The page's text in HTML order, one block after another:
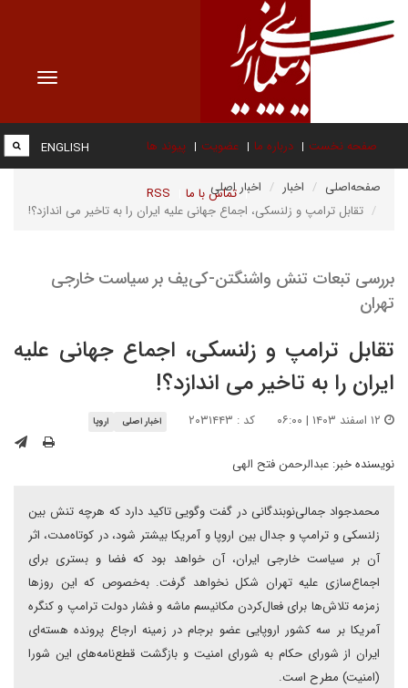
Toggle
صفحه نخست درباره ما عضویت پیوند ها
تماس با ما RSS
ENGLISH
صفحه‌اصلی اخبار
اخبار اصلی
تقابل ترامپ و زلنسکی، اجماع جهانی علیه ایران را به تاخیر می اندازد؟!
بررسی تبعات تنش واشنگتن-کی‌یف بر سیاست خارجی
تهران
تقابل ترامپ و زلنسکی، اجماع جهانی علیه
ایران را به تاخیر می اندازد؟!
کد : ۲۰۳۱۴۴۳ اخبار اصلی اروپا
نویسنده خبر: عبدالرحمن فتح الهی
محمدجواد جمالی‌نوبندگانی در گفت وگویی تاکید دارد که هرچه تنش بین
زلنسکی و ترامپ و جدال بین اروپا و آمریکا بیشتر شود، در کوتاه‌مدت، اثر
آن بر سیاست خارجی ایران، آن خواهد بود که فضا و بستری برای
اجماع‌سازی علیه تهران شکل نخواهد گرفت. به‌خصوص که این روزها
زمزمه تلاش‌ها برای فعال‌کردن مکانیسم ماشه و فشار دولت ترامپ و کنگره
آمریکا بر سه کشور اروپایی عضو برجام در زمینه ارجاع پرونده هسته‌ای
ایران از شورای حکام به شورای امنیت و بازگشت قطع‌نامه‌های این شورا
(امنیت) مطرح است.